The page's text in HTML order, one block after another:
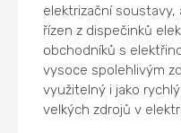
elektrizační
řízen z dispečinků
obchodníků s
vysoce spolehlivým
využitelný i jako
velkých zdrojů v